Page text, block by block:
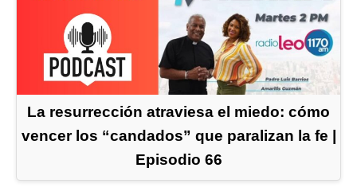
La resurrección atraviesa el miedo: cómo
vencer los “candados” que paralizan la fe |
Episodio 66